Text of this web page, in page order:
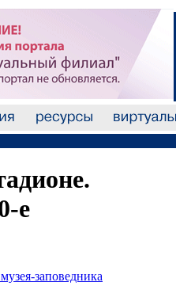
е
заповедника